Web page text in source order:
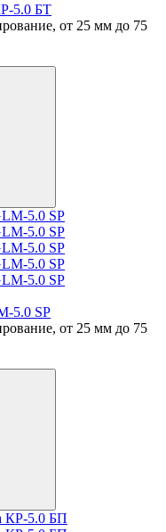
5.0 БТ
от 25 мм до 75
5.0 SP
от 25 мм до 75